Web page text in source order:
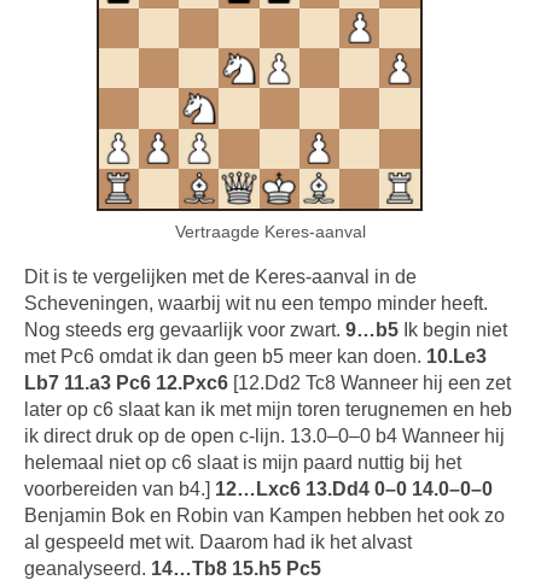
Vertraagde Keres-aanval
Dit is te vergelijken met de Keres-aanval in de
Scheveningen, waarbij wit nu een tempo minder heeft.
Nog steeds erg gevaarlijk voor zwart. 9…b5 Ik begin niet
met Pc6 omdat ik dan geen b5 meer kan doen. 10.Le3
Lb7 11.a3 Pc6 12.Pxc6 [12.Dd2 Tc8 Wanneer hij een zet
later op c6 slaat kan ik met mijn toren terugnemen en heb
ik direct druk op de open c-lijn. 13.0–0–0 b4 Wanneer hij
helemaal niet op c6 slaat is mijn paard nuttig bij het
voorbereiden van b4.] 12…Lxc6 13.Dd4 0–0 14.0–0–0
Benjamin Bok en Robin van Kampen hebben het ook zo
al gespeeld met wit. Daarom had ik het alvast
geanalyseerd. 14…Tb8 15.h5 Pc5